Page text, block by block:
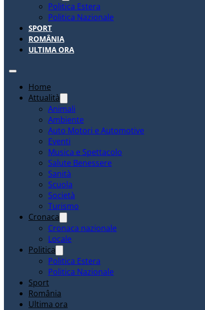
Politica Estera
Politica Nazionale
SPORT
ROMÂNIA
ULTIMA ORA
Home
Attualità
Animali
Ambiente
Auto Motori e Automotive
Eventi
Musica e Spettacolo
Salute Benessere
Sanità
Scuola
Società
Turismo
Cronaca
Cronaca nazionale
Locale
Politica
Politica Estera
Politica Nazionale
Sport
România
Ultima ora